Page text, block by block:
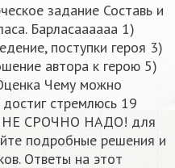
задание Составь и
Барласаааааа 1)
поступки героя 3)
автора к герою 5)
Чему можно
стремлюсь 19
СРОЧНО НАДО!​ для
подробные решения и
Ответы на этот